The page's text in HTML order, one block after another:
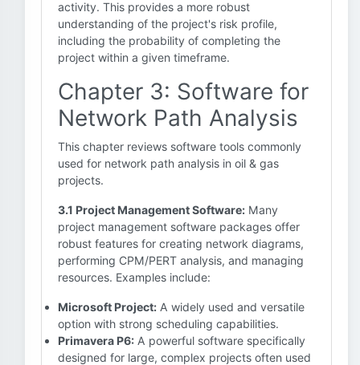
activity. This provides a more robust
understanding of the project's risk profile,
including the probability of completing the
project within a given timeframe.
Chapter 3: Software for
Network Path Analysis
This chapter reviews software tools commonly
used for network path analysis in oil & gas
projects.
3.1 Project Management Software: Many
project management software packages offer
robust features for creating network diagrams,
performing CPM/PERT analysis, and managing
resources. Examples include:
Microsoft Project: A widely used and versatile
option with strong scheduling capabilities.
Primavera P6: A powerful software specifically
designed for large, complex projects often used